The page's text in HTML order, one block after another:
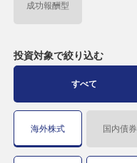
成功報酬型
投資対象で絞り込む
すべて
海外株式 国内債券